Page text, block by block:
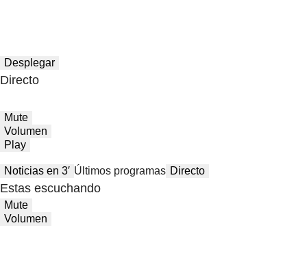
Desplegar
Directo
Mute
Volumen
Play
Noticias en 3′ Últimos programas Directo
Estas escuchando
Mute
Volumen